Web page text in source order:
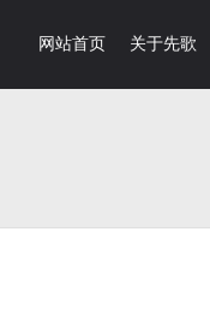
网站首页 关于先歌